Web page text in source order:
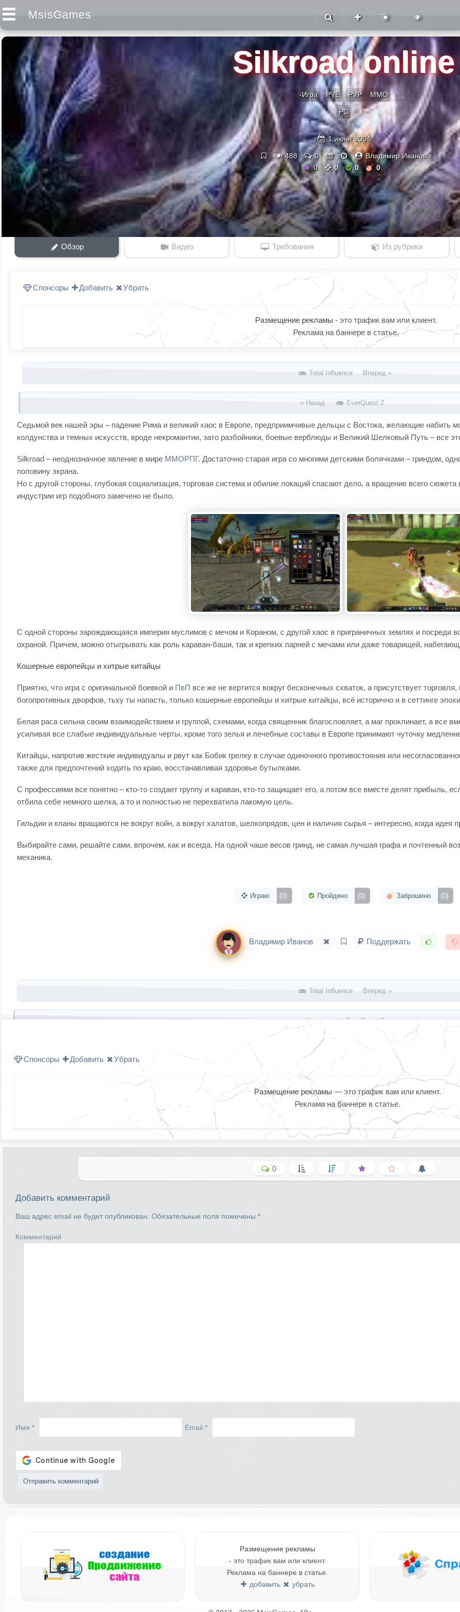
MsisGames
Silkroad online
-Игра PVE PVP ММО
PC
1 июня 2004
488 0
Владимир Иванов
0
0 0 0
Обзор Видео Требования Из рубрики
Спонсоры Добавить Убрать
Размещение рекламы - это трафик вам или клиент.
Реклама на баннере в статье.
Запись навигация
Total Influence Вперед »
« Назад EverQuest 2
Седьмой век нашей эры – падение Рима и великий хаос в Европе, предприимчивые дельцы с Востока, желающие набить
колдунства и темных искусств, вроде некромантии, зато разбойники, боевые верблюды и Великий Шелковый Путь – все
Silkroad – неоднозначное явление в мире ММОРПГ. Достаточно старая игра со многими детскими болячками – гриндом,
половину экрана.
Но с другой стороны, глубокая социализация, торговая система и обилие локаций спасают дело, а вращение всего сюжета
индустрии игр подобного замечено не было.
С одной стороны зарождающаяся империя муслимов с мечом и Кораном, с другой хаос в приграничных землях и посреди
охраной. Причем, можно отыгрывать как роль караван-баши, так и крепких парней с мечами или даже товарищей,
Кошерные европейцы и хитрые китайцы
Приятно, что игра с оригинальной боевкой и ПвП все же не вертится вокруг бесконечных схваток, а присутствует
богопротивных дворфов, тьху ты напасть, только кошерные европейцы и хитрые китайцы, всё исторично и в сеттинге
Белая раса сильна своим взаимодействием и группой, схемами, когда священник благословляет, а маг проклинает, а все
усиливая все слабые индивидуальные черты, кроме того зелья и лечебные составы в Европе принимают чуточку
Китайцы, напротив жесткие индивидуалы и рвут как Бобик грелку в случае одиночного противостояния или
также для предпочтений ходить по краю, восстанавливая здоровье бутылками.
С профессиями все понятно – кто-то создает группу и караван, кто-то защищает его, а потом все вместе делят прибыль,
отбила себе немного шелка, а то и полностью не перехватила лакомую цель.
Гильдии и кланы вращаются не вокруг войн, а вокруг халатов, шелкопрядов, цен и наличия сырья – интересно, когда идея
Выбирайте сами, решайте сами, впрочем, как и всегда. На одной чаше весов гринд, не самая лучшая графа и почтенный
механика.
Играю (0) Пройдено (0) Заброшено (0)
Владимир Иванов Поддержать
Запись навигация
Total Influence Вперед »
« Назад EverQuest 2
Спонсоры Добавить Убрать
Размещение рекламы — это трафик вам или клиент.
Реклама на баннере в статье.
0
Добавить комментарий
Ваш адрес email не будет опубликован. Обязательные поля помечены *
Комментарий
Имя * Email *
Размещение рекламы
- это трафик вам или клиент.
Реклама на баннере в статье.
добавить
убрать